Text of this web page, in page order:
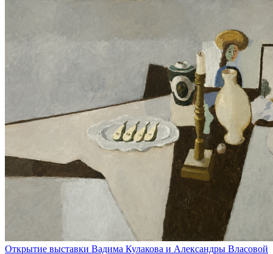
Открытие выставки Вадима Кулакова и Александры Власовой